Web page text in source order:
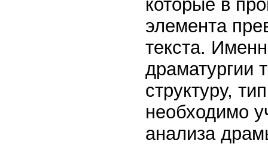
которые в
элемента
текста.
драматургии
структуру,
необходимо
анализа